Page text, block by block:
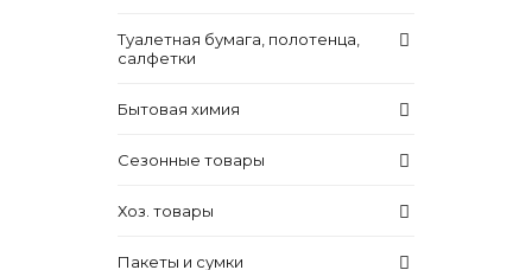
Туалетная бумага, полотенца,
салфетки
Бытовая химия
Сезонные товары
Хоз. товары
Пакеты и сумки